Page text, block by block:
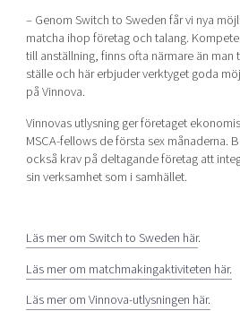
– Genom Switch to Sweden får vi nya
matcha ihop företag och talang.
till anställning, finns ofta närmare än man
ställe och här erbjuder verktyget goda
på Vinnova.
Vinnovas utlysning ger företaget
MSCA-fellows de första sex månaderna.
också krav på deltagande företag att
sin verksamhet som i samhället.
Läs mer om Switch to Sweden här.
Läs mer om matchmakingaktiviteten här.
Läs mer om Vinnova-utlysningen här.